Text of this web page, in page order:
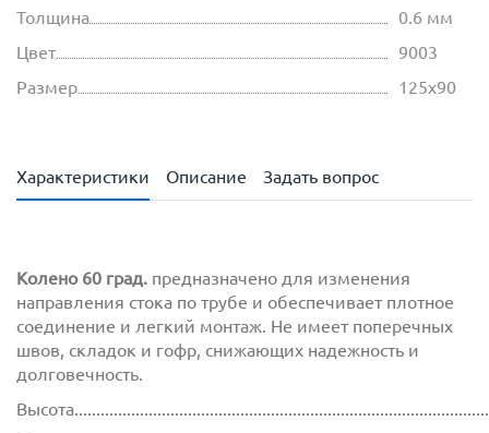
Толщина
0.6 мм
Цвет
9003
Размер
125х90
Характеристики Описание Задать вопрос
Колено 60 град. предназначено для изменения
направления стока по трубе и обеспечивает плотное
соединение и легкий монтаж. Не имеет поперечных
швов, складок и гофр, снижающих надежность и
долговечность.